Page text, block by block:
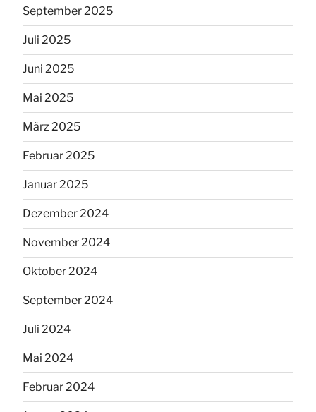
September 2025
Juli 2025
Juni 2025
Mai 2025
März 2025
Februar 2025
Januar 2025
Dezember 2024
November 2024
Oktober 2024
September 2024
Juli 2024
Mai 2024
Februar 2024